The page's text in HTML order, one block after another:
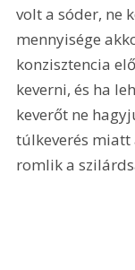
volt a sóder, ne
mennyisége
konzisztencia
keverni, és ha
keverőt ne
túlkeverés miatt
romlik a